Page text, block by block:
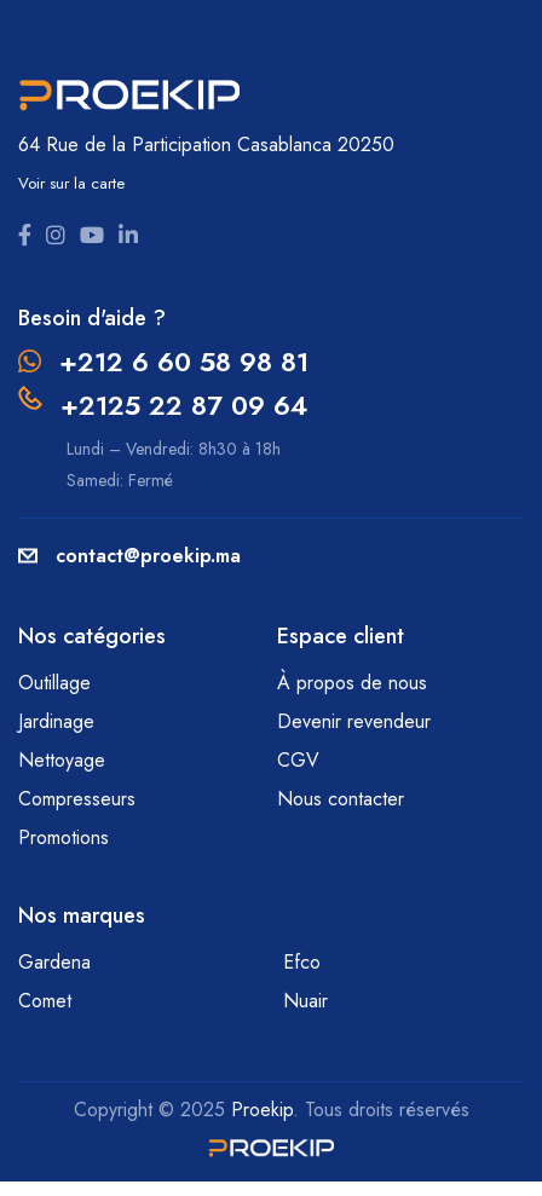
64 Rue de la Participation Casablanca 20250
Voir sur la carte
Besoin d'aide ?
+212 6 60 58 98 81
+2125 22 87 09 64
Lundi – Vendredi: 8h30 à 18h
Samedi: Fermé
contact@proekip.ma
Nos catégories
Outillage
Jardinage
Nettoyage
Compresseurs
Promotions
Espace client
À propos de nous
Devenir revendeur
CGV
Nous contacter
Nos marques
Gardena
Efco
Comet
Nuair
Copyright © 2025 Proekip. Tous droits réservés